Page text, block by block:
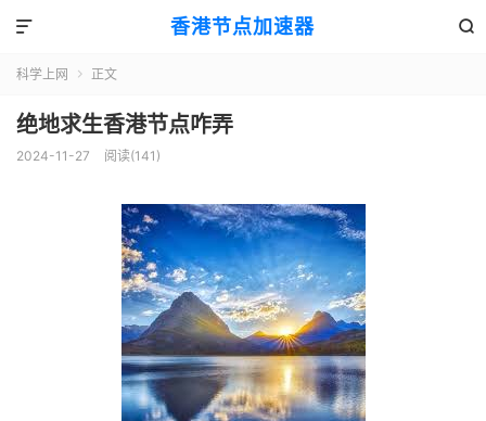
香港节点加速器 

科学上网  正文
绝地求生香港节点咋弄
2024-11-27 阅读(141)